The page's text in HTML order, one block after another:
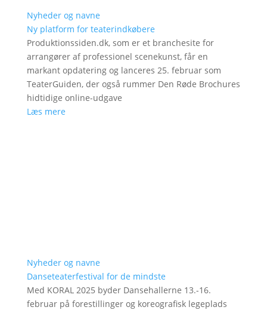
Nyheder og navne
Ny platform for teaterindkøbere
Produktionssiden.dk, som er et branchesite for
arrangører af professionel scenekunst, får en
markant opdatering og lanceres 25. februar som
TeaterGuiden, der også rummer Den Røde Brochures
hidtidige online-udgave
Læs mere
Nyheder og navne
Danseteaterfestival for de mindste
Med KORAL 2025 byder Dansehallerne 13.-16.
februar på forestillinger og koreografisk legeplads